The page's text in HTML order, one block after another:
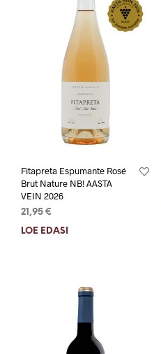
Fitapreta Espumante Rosé
Brut Nature NB! AASTA
VEIN 2026
21,95 €
LOE EDASI